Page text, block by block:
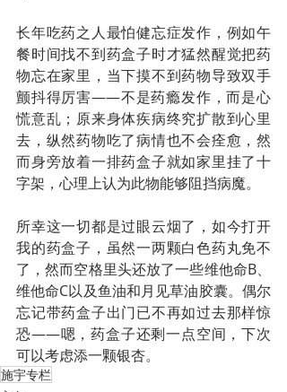
长年吃药之人最怕健忘症发作，例如午
餐时间找不到药盒子时才猛然醒觉把药
物忘在家里，当下摸不到药物导致双手
颤抖得厉害——不是药瘾发作，而是心
慌意乱；原来身体疾病终究扩散到心里
去，纵然药物吃了病情也不会痊愈，然
而身旁放着一排药盒子就如家里挂了十
字架，心理上认为此物能够阻挡病魔。
所幸这一切都是过眼云烟了，如今打开
我的药盒子，虽然一两颗白色药丸免不
了，然而空格里头还放了一些维他命B、
维他命C以及鱼油和月见草油胶囊。偶尔
忘记带药盒子出门已不再如过去那样惊
恐——嗯，药盒子还剩一点空间，下次
可以考虑添一颗银杏。
施宇专栏